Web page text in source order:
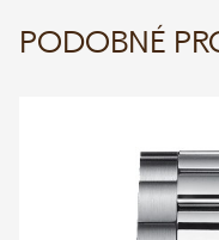
PODOBNÉ